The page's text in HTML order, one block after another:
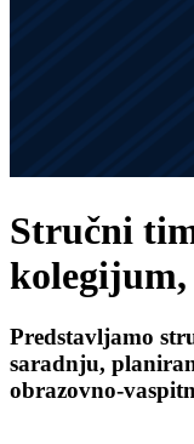
Stručni
Predstavljamo
saradnju,
obrazovno-